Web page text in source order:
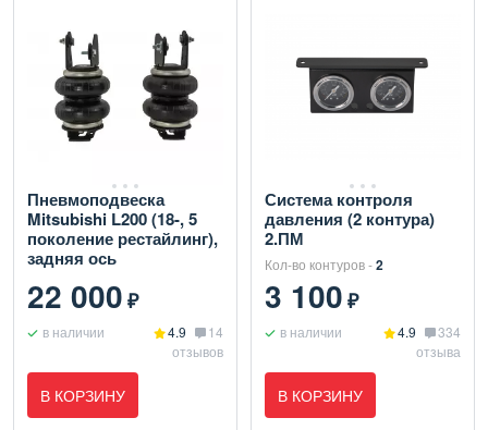
Пневмоподвеска
Mitsubishi L200 (18-, 5
поколение рестайлинг),
задняя ось
22 000₽
в наличии 4.9
14
отзывов
В КОРЗИНУ
Система контроля
давления (2 контура)
2.ПМ
Кол-во контуров -2
3 100₽
в наличии 4.9
334
отзыва
В КОРЗИНУ